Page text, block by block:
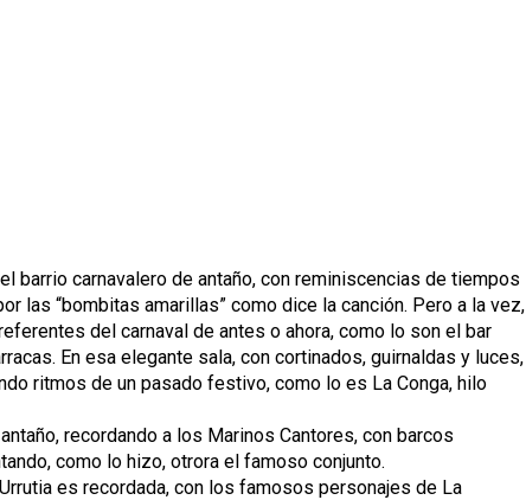
barrio carnavalero de antaño, con reminiscencias de tiempos
las “bombitas amarillas” como dice la canción. Pero a la vez,
del carnaval de antes o ahora, como lo son el bar
En esa elegante sala, con cortinados, guirnaldas y luces,
ritmos de un pasado festivo, como lo es La Conga, hilo
recordando a los Marinos Cantores, con barcos
como lo hizo, otrora el famoso conjunto.
es recordada, con los famosos personajes de La